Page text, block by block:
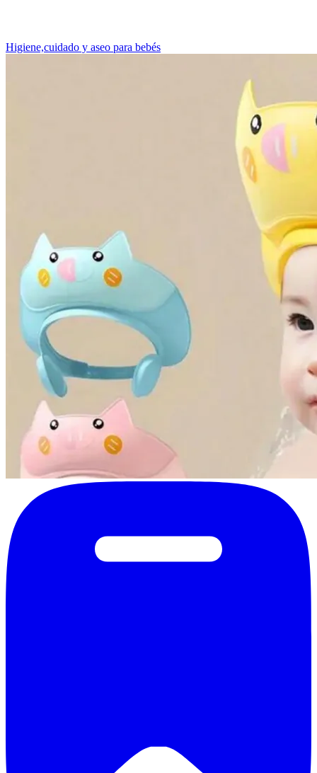
Higiene,cuidado y aseo para bebés